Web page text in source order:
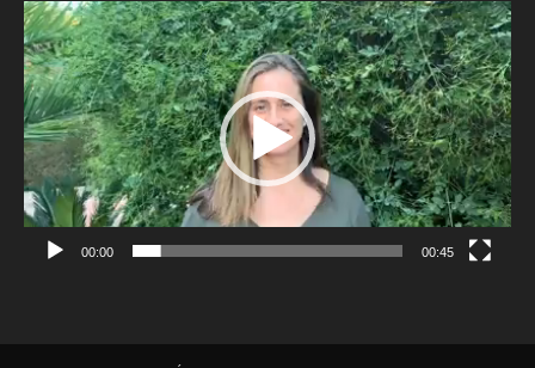
Reproductor
de
vídeo
00:00 00:45